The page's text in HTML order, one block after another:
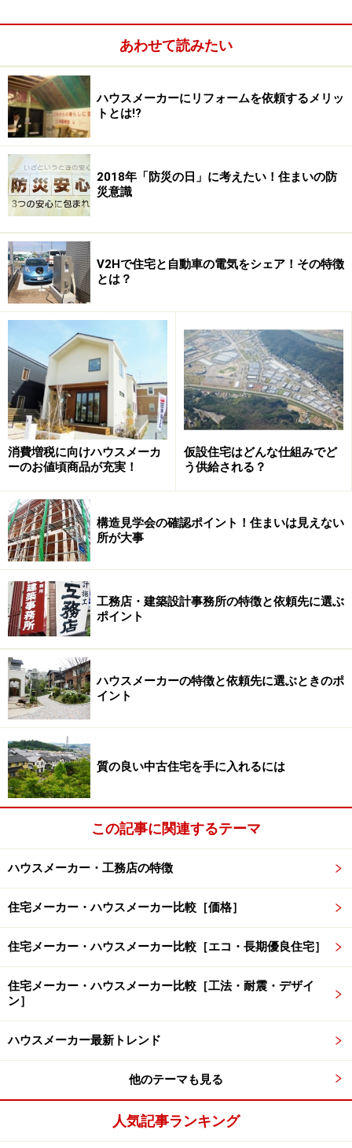
東松島市スマート防災エコタウンの様子。2階建てと平屋建
ての住宅のほか、賃貸住宅もある。避難していた方々にとっ
ては、念願の安らぎの住まいとなったようだ（積水ハウス提
供。クリックすると拡大します）
最大の特徴は、「自営線によるマイクログリッド」の我
が国初の街づくりの事例である点。これが今後、我が国
も含め街や都市の理想的なあり方の一つとみられている
ものです。
ではまず、「マイクログリッド」について確認しておき
ましょう。これは既存電力会社（東京電力など）の大規
模発電所から送られてくる電力への依存を少なくする、
ー・ネットワークのことをいいます。
エネルギー源としては「分散型電源」が使われます。こ
れは太陽光発電や風力発電、バイオマス発電などの再生
可能エネルギー、コジェネレーションと呼ばれる新たな
方式のシステムによるものです。
各地域（市町村や集落レベル）に分散電源による発電設
備を持ち、生み出したエネルギーをそれぞれの地域で消
費する、つまりエネルギーの「地産地消」を実現するの
がマイクログリッドの第一の特徴です。
東松島市スマート防災エコタウンにおけるマイクログリッド
の概要図（積水ハウス提供。クリックすると拡大します）
というのも、現在主流のエネルギーシステムでは、火力
離の送電線を通って、家庭や職場などに電力が送られて
くるわけですが、その間に電力が大きくエネルギーをロ
マイクログリッドは各地域で生み出された電力をその地
リット。火力発電所のように石炭を燃やしてエネルギー
を作るわけではありませんから、CO2の排出が少なくす
あることも重要な要素です。
あわせて読みたい
ハウスメーカーにリフォームを依頼するメリッ
トとは!?
2018年「防災の日」に考えたい！住まいの防
災意識
V2Hで住宅と自動車の電気をシェア！その特徴
とは？
消費増税に向けハウスメーカ
ーのお値頃商品が充実！
仮設住宅はどんな仕組みでど
う供給される？
構造見学会の確認ポイント！住まいは見えない
所が大事
工務店・建築設計事務所の特徴と依頼先に選ぶ
ポイント
ハウスメーカーの特徴と依頼先に選ぶときのポ
イント
質の良い中古住宅を手に入れるには
この記事に関連するテーマ
ハウスメーカー・工務店の特徴
住宅メーカー・ハウスメーカー比較［価格］
住宅メーカー・ハウスメーカー比較［エコ・長期優良住宅］
住宅メーカー・ハウスメーカー比較［工法・耐震・デザイ
ン］
ハウスメーカー最新トレンド
他のテーマも見る
人気記事ランキング